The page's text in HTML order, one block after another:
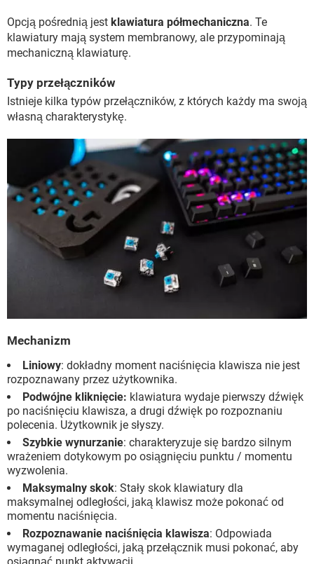
Opcją pośrednią jest klawiatura półmechaniczna. Te
klawiatury mają system membranowy, ale przypominają
mechaniczną klawiaturę.
Typy przełączników
Istnieje kilka typów przełączników, z których każdy ma swoją
własną charakterystykę.
Mechanizm
Liniowy: dokładny moment naciśnięcia klawisza nie jest
rozpoznawany przez użytkownika.
Podwójne kliknięcie: klawiatura wydaje pierwszy dźwięk
po naciśnięciu klawisza, a drugi dźwięk po rozpoznaniu
polecenia. Użytkownik je słyszy.
Szybkie wynurzanie: charakteryzuje się bardzo silnym
wrażeniem dotykowym po osiągnięciu punktu / momentu
wyzwolenia.
Maksymalny skok: Stały skok klawiatury dla
maksymalnej odległości, jaką klawisz może pokonać od
momentu naciśnięcia.
Rozpoznawanie naciśnięcia klawisza: Odpowiada
wymaganej odległości, jaką przełącznik musi pokonać, aby
osiągnąć punkt aktywacji.